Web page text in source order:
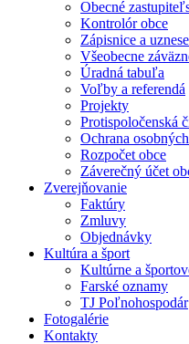
Obecné
Kontrolór obce
Zápisnice a
Všeobecne
Úradná tabuľa
Voľby a referendá
Projekty
Protispoločenská
Ochrana
Rozpočet obce
Záverečný účet
Zverejňovanie
Faktúry
Zmluvy
Objednávky
Kultúra a šport
Kultúrne a
Farské oznamy
TJ Poľnohospodár
Fotogalérie
Kontakty